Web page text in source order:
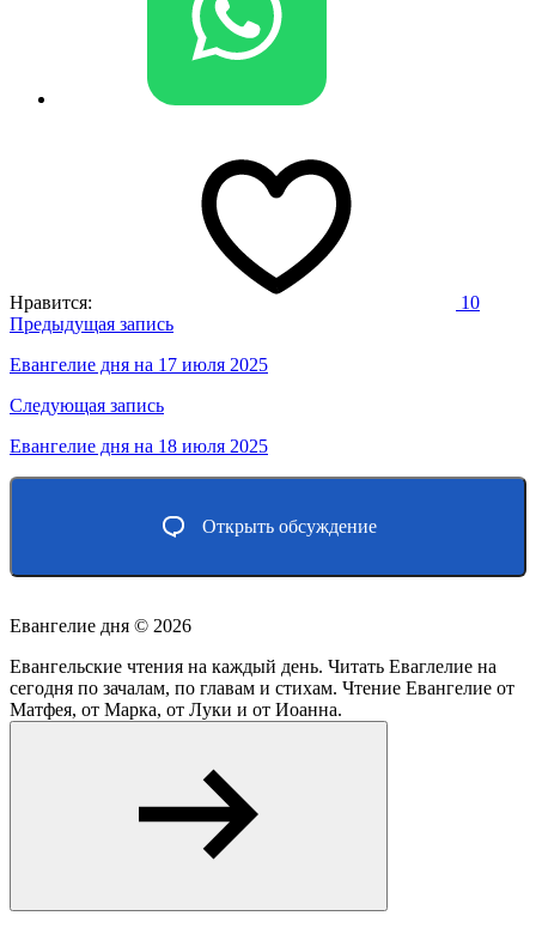
Нравится: 10
Навигация
по
записям
Предыдущая запись
Евангелие дня на 17 июля 2025
Следующая запись
Евангелие дня на 18 июля 2025
Открыть обсуждение
Евангелие дня © 2026
Евангельские чтения на каждый день. Читать Еваглелие на
сегодня по зачалам, по главам и стихам. Чтение Евангелие от
Матфея, от Марка, от Луки и от Иоанна.